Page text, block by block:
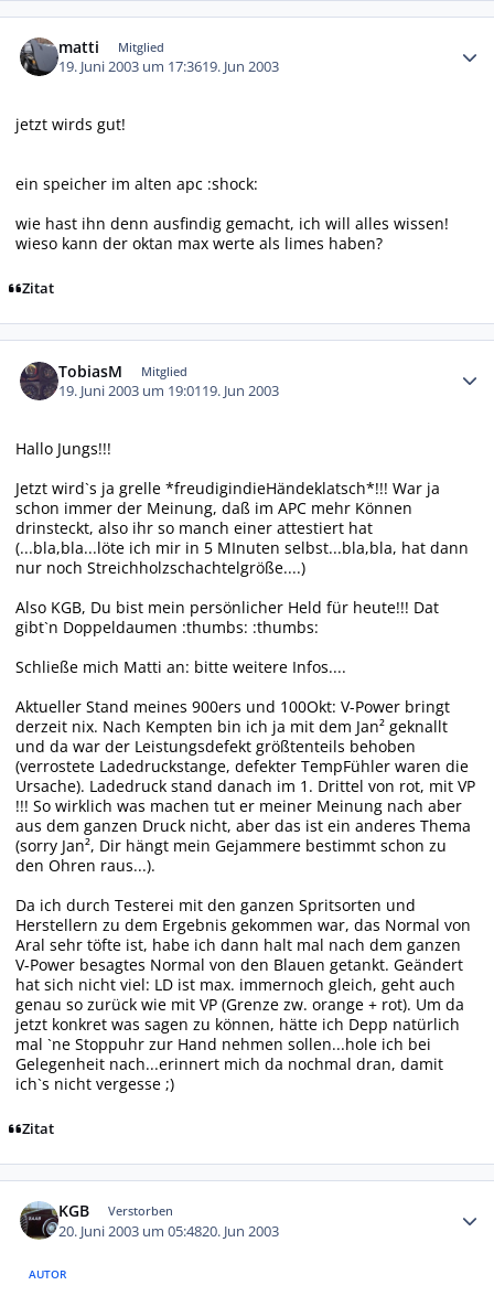
matti Mitglied
19. Juni 2003 um 17:3619. Jun 2003
jetzt wirds gut!
ein speicher im alten apc :shock:
wie hast ihn denn ausfindig gemacht, ich will alles wissen!
wieso kann der oktan max werte als limes haben?
Zitat
TobiasM Mitglied
19. Juni 2003 um 19:0119. Jun 2003
Hallo Jungs!!!
Jetzt wird`s ja grelle *freudigindieHändeklatsch*!!! War ja
schon immer der Meinung, daß im APC mehr Können
drinsteckt, also ihr so manch einer attestiert hat
(...bla,bla...löte ich mir in 5 MInuten selbst...bla,bla, hat dann
nur noch Streichholzschachtelgröße....)
Also KGB, Du bist mein persönlicher Held für heute!!! Dat
gibt`n Doppeldaumen :thumbs: :thumbs:
Schließe mich Matti an: bitte weitere Infos....
Aktueller Stand meines 900ers und 100Okt: V-Power bringt
derzeit nix. Nach Kempten bin ich ja mit dem Jan² geknallt
und da war der Leistungsdefekt größtenteils behoben
(verrostete Ladedruckstange, defekter TempFühler waren die
Ursache). Ladedruck stand danach im 1. Drittel von rot, mit VP
!!! So wirklich was machen tut er meiner Meinung nach aber
aus dem ganzen Druck nicht, aber das ist ein anderes Thema
(sorry Jan², Dir hängt mein Gejammere bestimmt schon zu
den Ohren raus...).
Da ich durch Testerei mit den ganzen Spritsorten und
Herstellern zu dem Ergebnis gekommen war, das Normal von
Aral sehr töfte ist, habe ich dann halt mal nach dem ganzen
V-Power besagtes Normal von den Blauen getankt. Geändert
hat sich nicht viel: LD ist max. immernoch gleich, geht auch
genau so zurück wie mit VP (Grenze zw. orange + rot). Um da
jetzt konkret was sagen zu können, hätte ich Depp natürlich
mal `ne Stoppuhr zur Hand nehmen sollen...hole ich bei
Gelegenheit nach...erinnert mich da nochmal dran, damit
ich`s nicht vergesse ;)
Zitat
KGB Verstorben
20. Juni 2003 um 05:4820. Jun 2003
AUTOR